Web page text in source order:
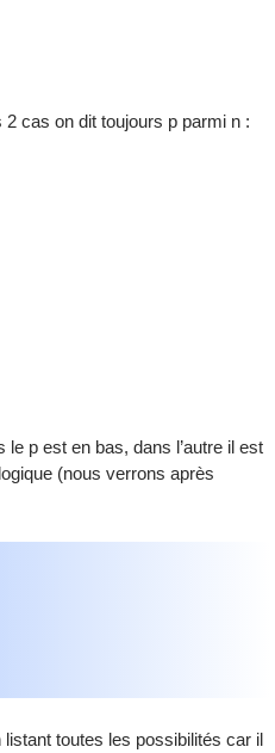
cas on dit toujours p parmi n :
p est en bas, dans l’autre il est
(nous verrons après
listant toutes les possibilités car il